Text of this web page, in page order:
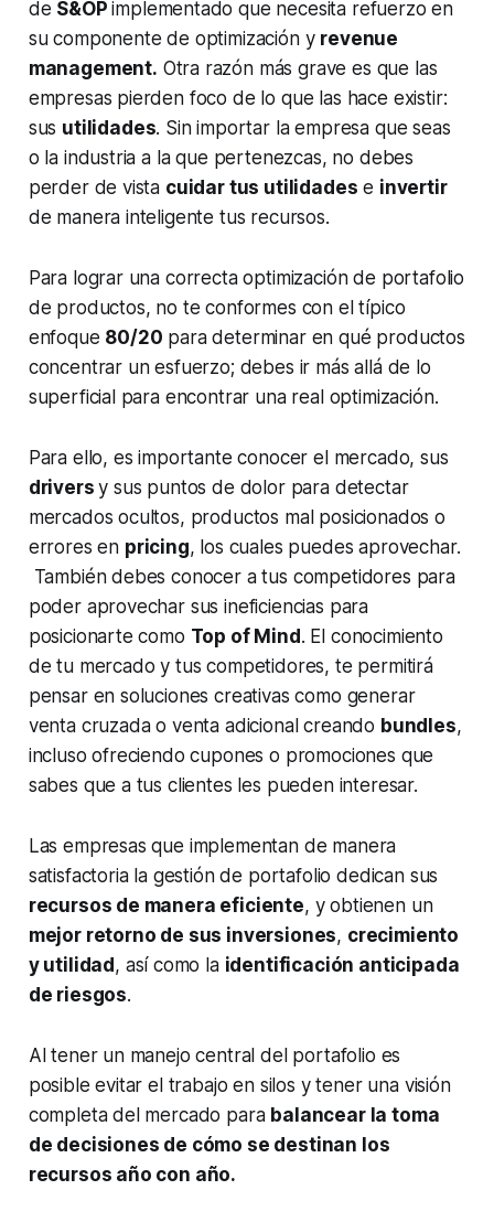
de S&OPimplementado que necesita refuerzo en
su componente de optimización y revenue
management. Otra razón más grave es que las
empresas pierden foco de lo que las hace existir:
sus utilidades. Sin importar la empresa que seas
o la industria a la que pertenezcas, no debes
perder de vista cuidar tus utilidades e invertir
de manera inteligente tus recursos.
Para lograr una correcta optimización de portafolio
de productos, no te conformes con el típico
enfoque 80/20 para determinar en qué productos
concentrar un esfuerzo; debes ir más allá de lo
superficial para encontrar una real optimización.
Para ello, es importante conocer el mercado, sus
drivers y sus puntos de dolor para detectar
mercados ocultos, productos mal posicionados o
errores en pricing, los cuales puedes aprovechar.
También debes conocer a tus competidores para
poder aprovechar sus ineficiencias para
posicionarte como Top of Mind. El conocimiento
de tu mercado y tus competidores, te permitirá
pensar en soluciones creativas como generar
venta cruzada o venta adicional creando bundles,
incluso ofreciendo cupones o promociones que
sabes que a tus clientes les pueden interesar.
Las empresas que implementan de manera
satisfactoria la gestión de portafolio dedican sus
recursos de manera eficiente, y obtienen un
mejor retorno de sus inversiones, crecimiento
y utilidad, así como la identificación anticipada
de riesgos.
Al tener un manejo central del portafolio es
posible evitar el trabajo en silos y tener una visión
completa del mercado para balancear la toma
de decisiones de cómo se destinan los
recursos año con año.